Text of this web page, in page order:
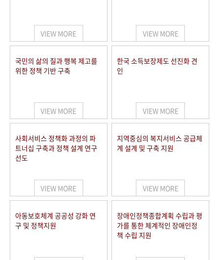
VIEW MORE VIEW MORE
국민의 삶의 질과 행복 제고를
위한 정책 기반 구축
VIEW MORE
한국 소득보장제도 선진화 견
인
VIEW MORE
사회서비스 정책화 과정의 파
트너십 구축과 정책 설계 연구
선도
VIEW MORE
지역중심의 복지서비스 공급체
계 설계 및 구축 지원
VIEW MORE
아동보호체계 공공성 강화 연
구 및 정책지원
장애인정책종합계획 수립과 평
가를 통한 체계적인 장애인정
책 수립 지원